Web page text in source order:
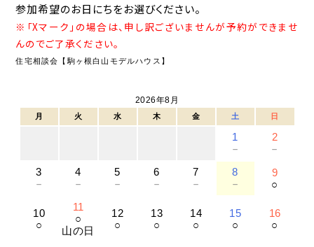
参加希望のお日にちをお選びください。
※「Xマーク」の場合は、申し訳ございませんが予約ができませ
んのでご了承ください。
住宅相談会【駒ヶ根白山モデルハウス】
2026年8月
月 火 水 木 金 土 日
1
－
2
－
3
－
4
－
5
－
6
－
7
－
8
－
9
○
10
○
11
○
山の日
12
○
13
○
14
○
15
○
16
○